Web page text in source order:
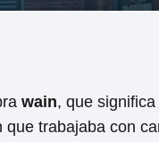
wain, que
trabajaba con